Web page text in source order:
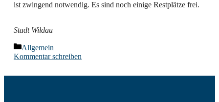
ist zwingend notwendig. Es sind noch einige Restplätze frei.
Stadt Wildau
Kategorien
Allgemein
Kommentar schreiben